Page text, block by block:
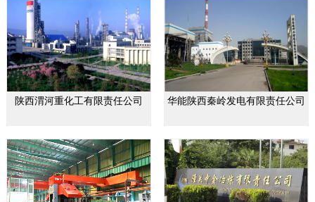
陕西渭河重化工有限责任公司 华能陕西秦岭发电有限责任公司